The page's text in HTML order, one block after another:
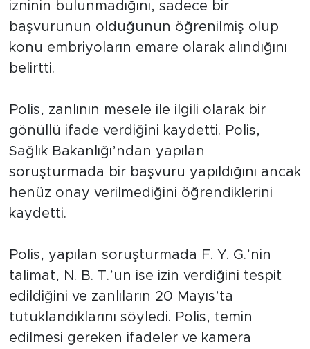
izninin bulunmadığını, sadece bir
başvurunun olduğunun öğrenilmiş olup
konu embriyoların emare olarak alındığını
belirtti.
Polis, zanlının mesele ile ilgili olarak bir
gönüllü ifade verdiğini kaydetti. Polis,
Sağlık Bakanlığı’ndan yapılan
soruşturmada bir başvuru yapıldığını ancak
henüz onay verilmediğini öğrendiklerini
kaydetti.
Polis, yapılan soruşturmada F. Y. G.’nin
talimat, N. B. T.’un ise izin verdiğini tespit
edildiğini ve zanlıların 20 Mayıs’ta
tutuklandıklarını söyledi. Polis, temin
edilmesi gereken ifadeler ve kamera